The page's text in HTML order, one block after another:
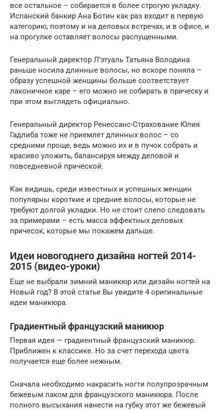
все остальное – собирается в более строгую укладку.
Испанский банкир Ана Ботин как раз входит в первую
категорию, поэтому и на деловых встречах, и в офисе, и
на прогулке оставляет волосы распущенными.
Генеральный директор Л’этуаль Татьяна Володина
раньше носила длинные волосы, но вскоре поняла –
образу успешной женщины больше соответствует
лаконичное каре – его можно не собирать в прическу и
при этом выглядеть официально.
Генеральный директор Ренессанс-Страхование Юлия
Гадлиба тоже не приемлет длинных волос – со
средними проще, ведь можно их и в пучок собрать и
красиво уложить, балансируя между деловой и
повседневной прической.
Как видишь, среди известных и успешных женщин
популярны короткие и средние волосы, которые не
требуют долгой укладки. Но не стоит слепо следовать
за примерами – есть масса эффектных деловых
причесок, которые мы покажем дальше.
Идеи новогоднего дизайна ногтей 2014-
2015 (видео-уроки)
Еще не выбрали зимний маникюр или дизайн ногтей на
Новый год? В этой статье Вы увидите 4 оригинальные
идеи маникюра.
Градиентный французский маникюр
Первая идея — градиентный французский маникюр.
Приближен к классике. Но за счет перехода цвета
получается еще более нежным.
Сначала необходимо накрасить ногти полупрозрачным
бежевым лаком для французского маникюра. После
полного высыхания нанести на губку этот же бежевый